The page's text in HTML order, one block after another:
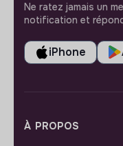
Ne ratez jamais un
notification et
iPhone
À PROPOS